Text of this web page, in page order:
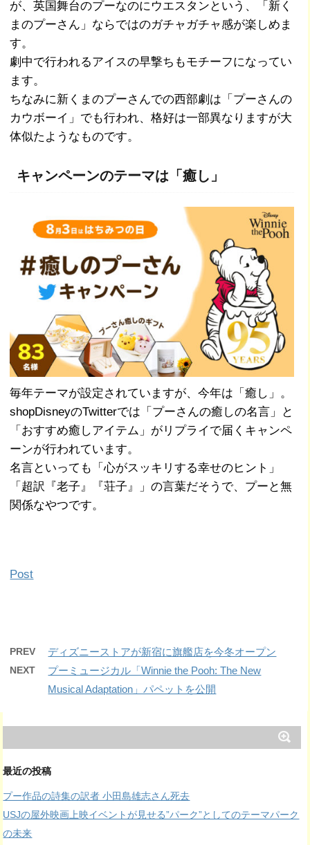
が、英国舞台のプーなのにウエスタンという、「新く
まのプーさん」ならではのガチャガチャ感が楽しめま
す。
劇中で行われるアイスの早撃ちもモチーフになってい
ます。
ちなみに新くまのプーさんでの西部劇は「プーさんの
カウボーイ」でも行われ、格好は一部異なりますが大
体似たようなものです。
キャンペーンのテーマは「癒し」
毎年テーマが設定されていますが、今年は「癒し」。
shopDisneyのTwitterでは「プーさんの癒しの名言」と
「おすすめ癒しアイテム」がリプライで届くキャンペ
ーンが行われています。
名言といっても「心がスッキリする幸せのヒント」
「超訳『老子』『荘子』」の言葉だそうで、プーと無
関係なやつです。
Post
PREV ディズニーストアが新宿に旗艦店を今冬オープン
NEXT
プーミュージカル「Winnie the Pooh: The New
Musical Adaptation」パペットを公開
最近の投稿
プー作品の詩集の訳者 小田島雄志さん死去
USJの屋外映画上映イベントが見せる”パーク”としてのテーマパーク
の未来